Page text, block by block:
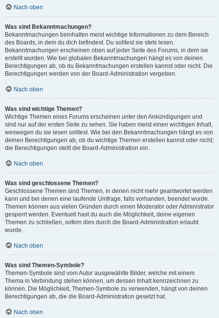
Nach oben
Was sind Bekanntmachungen?
Bekanntmachungen beinhalten meist wichtige Informationen zu dem Bereich
des Boards, in dem du dich befindest. Du solltest sie stets lesen.
Bekanntmachungen erscheinen oben auf jeder Seite des Forums, in dem sie
erstellt wurden. Wie bei globalen Bekanntmachungen hängt es von deinen
Berechtigungen ab, ob du Bekanntmachungen erstellen kannst oder nicht. Die
Berechtigungen werden von der Board-Administration vergeben.
Nach oben
Was sind wichtige Themen?
Wichtige Themen eines Forums erscheinen unter den Ankündigungen und
sind nur auf der ersten Seite zu sehen. Sie haben meist einen wichtigen Inhalt,
weswegen du sie lesen solltest. Wie bei den Bekanntmachungen hängt es von
deinen Berechtigungen ab, ob du wichtige Themen erstellen kannst oder nicht;
die Berechtigungen stellt die Board-Administration ein.
Nach oben
Was sind geschlossene Themen?
Geschlossene Themen sind Themen, in denen nicht mehr geantwortet werden
kann und bei denen eine laufende Umfrage, falls vorhanden, beendet wurde.
Themen können aus vielen Gründen durch einen Moderator oder Administrator
gesperrt werden. Eventuell hast du auch die Möglichkeit, deine eigenen
Themen zu schließen, sofern dies durch die Board-Administration erlaubt
wurde.
Nach oben
Was sind Themen-Symbole?
Themen-Symbole sind vom Autor ausgewählte Bilder, welche mit einem
Thema in Verbindung stehen können, um dessen Inhalt kennzeichnen zu
können. Die Möglichkeit, Themen-Symbole zu verwenden, hängt von deinen
Berechtigungen ab, die die Board-Administration gesetzt hat.
Nach oben